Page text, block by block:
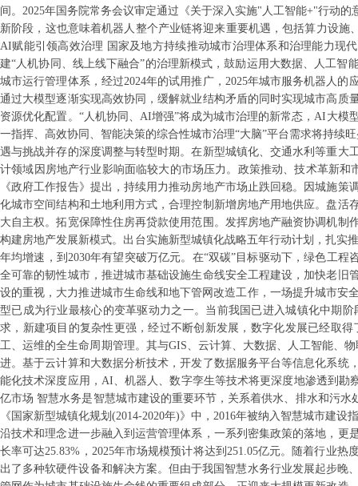
间。2025年国务院常务会议审定通过《关于深入实施"人工智能+"行动
新阶段，这也意味着机器人整个产业链将迎来重要机遇，包括算力设
AI赋能引领高效治理 国家及地方持续推动城市治理体系和治理能力现
建“人机协同、线上线下融合”的治理新模式，鼓励运用大数据、人工
城市运行管理体系，经过2024年的试用推广，2025年城市服务机器人
通过大模型逐渐实现高效协同，缓解就业结构矛盾的同时实现城市高
资源优化配置。“人机协同、AI增强”将成为城市治理的新常态，AI大
一指挥、高效协同、智能决策的综合性城市治理“大脑”平台需求将持续
遇与挑战并存的深度调整与转型时期。在新型城镇化、交通水利等重
计领域因房地产行业影响面临较大的市场压力。政策推动、技术革新
《政府工作报告》提出，持续用力推动房地产市场止跌回稳。因城施
化城市空间结构和土地利用方式，合理控制新增房地产用地供应。盘
大自主权。拓宽保障性住房再贷款使用范围。发挥房地产融资协调机
构建房地产发展新模式。出台实施新型城镇化战略五年行动计划，扎实
年均增速，到2030年有望突破万亿元。在“双碳”目标驱动下，绿色工
全可靠的韧性城市，推进城市基础设施生命线安全工程建设，加快老
设的重视，大力推进城市生命线和地下管网改造工作，一场提升城市
型已成为行业最核心的变革驱动力之一。当前我国已进入城镇化中期
求，新建项目的复杂性更强，经过不断创新发展，数字化发展已经取
工、运维的全生命周期管理。其与GIS、云计算、大数据、人工智能、
进。基于云计算和大数据分析技术，开发了数据服务平台等信息化系
能化技术深度应用，AI、机器人、数字孪生等技术将更深度地渗透到
亿市场 智慧水务是智慧城市建设的重要环节，关系着供水、排水和污
《国家新型城镇化规划(2014-2020年)》中，2016年被纳入智慧城市建
沿技术和理念进一步融入到运营管理体系，一系列密集政策的落地，
长率可达25.83%，2025年市场规模预计将达到251.05亿元。随着行业
出了多种软硬件设备和解决方案。但由于我国智慧水务行业发展起步晚